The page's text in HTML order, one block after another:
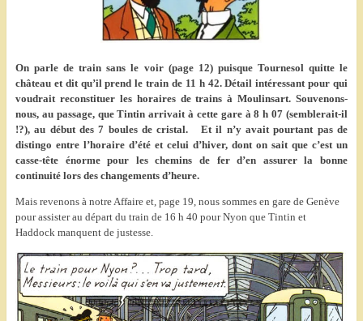
On parle de train sans le voir (page 12) puisque Tournesol quitte le
château et dit qu’il prend le train de 11 h 42. Détail intéressant pour qui
voudrait reconstituer les horaires de trains à Moulinsart. Souvenons-
nous, au passage, que Tintin arrivait à cette gare à 8 h 07 (semblerait-il
!?), au début des 7 boules de cristal. Et il n’y avait pourtant pas de
distingo entre l’horaire d’été et celui d’hiver, dont on sait que c’est un
casse-tête énorme pour les chemins de fer d’en assurer la bonne
continuité lors des changements d’heure.
Mais revenons à notre Affaire et, page 19, nous sommes en gare de Genève
pour assister au départ du train de 16 h 40 pour Nyon que Tintin et
Haddock manquent de justesse.